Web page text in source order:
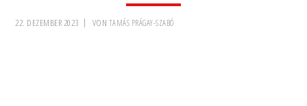
22. DEZEMBER 2023 VON TAMÁS PRÁGAY-SZABÓ